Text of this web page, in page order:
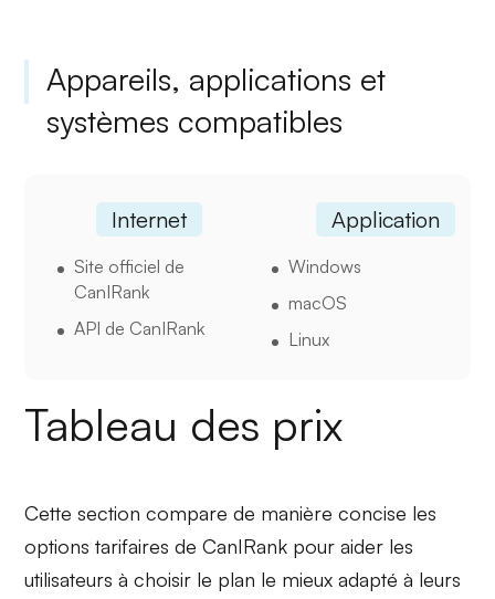
Appareils, applications et
systèmes compatibles
Internet
Site officiel de
CanIRank
API de CanIRank
Application
Windows
macOS
Linux
Tableau des prix
Cette section compare de manière concise les
options tarifaires de CanIRank pour aider les
utilisateurs à choisir le plan le mieux adapté à leurs